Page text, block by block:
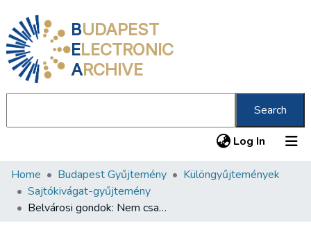
BUDAPEST
ELECTRONIC
ARCHIVE
Search
Log In (current)
Communities & Collections
All of DSpace
Home Budapest Gyűjtemény
Különgyűjtemények
Sajtókivágat-gyűjtemény
Belvárosi gondok: Nem csak a hely kevés